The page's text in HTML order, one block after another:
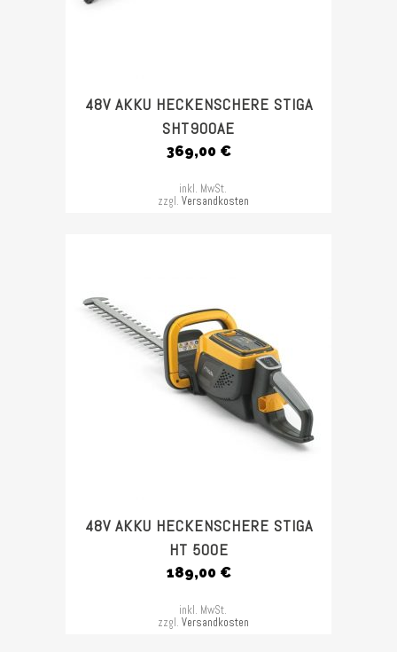
48V AKKU HECKENSCHERE STIGA
SHT900AE
369,00 €
inkl. MwSt.
zzgl. Versandkosten
48V AKKU HECKENSCHERE STIGA
HT 500E
189,00 €
inkl. MwSt.
zzgl. Versandkosten